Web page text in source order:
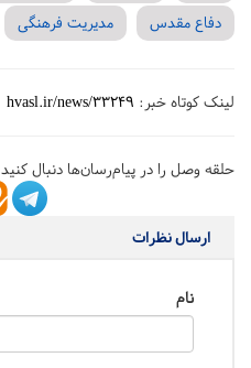
دفاع مقدس
مدیریت فرهنگی
لینک کوتاه خبر: hvasl.ir/news/33249
حلقه وصل را در پیام‌رسان‌ها دنبال کنید
ارسال نظرات
نام